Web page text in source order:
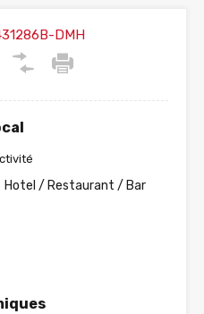
DMH
Hotel / Restaurant / Bar